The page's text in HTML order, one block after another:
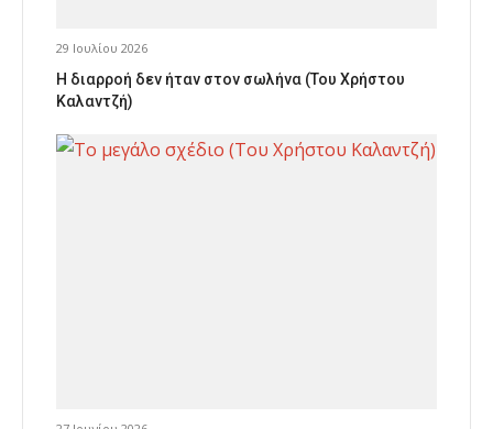
29 Ιουλίου 2026
Η διαρροή δεν ήταν στον σωλήνα (Του Χρήστου
Καλαντζή)